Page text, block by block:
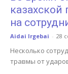
казахской
на
Aidai Irgebai - 28
Несколько
травмы от